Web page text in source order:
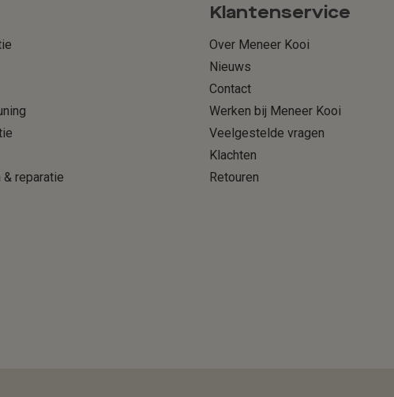
& reparatie
Klantenservice
Over Meneer Kooi
Nieuws
Contact
Werken bij Meneer Kooi
Veelgestelde vragen
Klachten
Retouren